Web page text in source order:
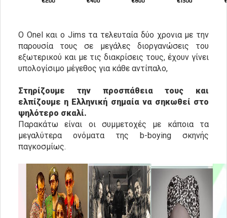
Ο Onel και ο Jims τα τελευταία δύο χρονια με την
παρουσία τους σε μεγάλες διοργανώσεις του
εξωτερικού και με τις διακρίσεις τους, έχουν γίνει
υπολογίσιμο μέγεθος για κάθε αντίπαλο,
Στηρίζουμε την προσπάθεια τους και
ελπίζουμε η Ελληνική σημαία να σηκωθεί στο
ψηλότερο σκαλί.
Παρακάτω είναι οι συμμετοχές με κάποια τα
μεγαλύτερα ονόματα της b-boying σκηνής
παγκοσμίως.